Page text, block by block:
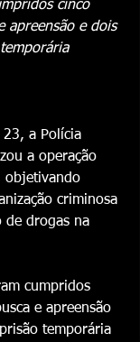
cinco
apreensão e dois
23, a Polícia
a operação
objetivando
criminosa
de drogas na
cumpridos
e apreensão
temporária